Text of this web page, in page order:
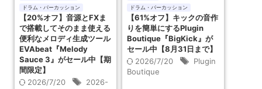
ドラム・パーカッション
【20%オフ】音源とFXま
で搭載してそのまま使える
便利なメロディ生成ツール
EVAbeat『Melody
Sauce 3』がセール中【期
間限定】
2026/7/20
2026-
ドラム・パーカッション
【61%オフ】キックの音作
りを簡単にするPlugin
Boutique『BigKick』が
セール中【8月31日まで】
2026/7/20
Plugin
Boutique